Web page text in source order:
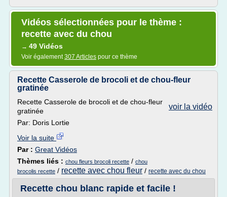
Vidéos sélectionnées pour le thème :
recette avec du chou
→ 49 Vidéos
Voir également307 Articles pour ce thème
Recette Casserole de brocoli et de chou-fleur
gratinée
voir la vidéo
Recette Casserole de brocoli et de chou-fleur
gratinée
Par: Doris Lortie
Voir la suite
Par : Great Vidéos
Thèmes liés : chou fleurs brocoli recette / chou
brocolis recette / recette avec chou fleur / recette avec du chou
Recette chou blanc rapide et facile !